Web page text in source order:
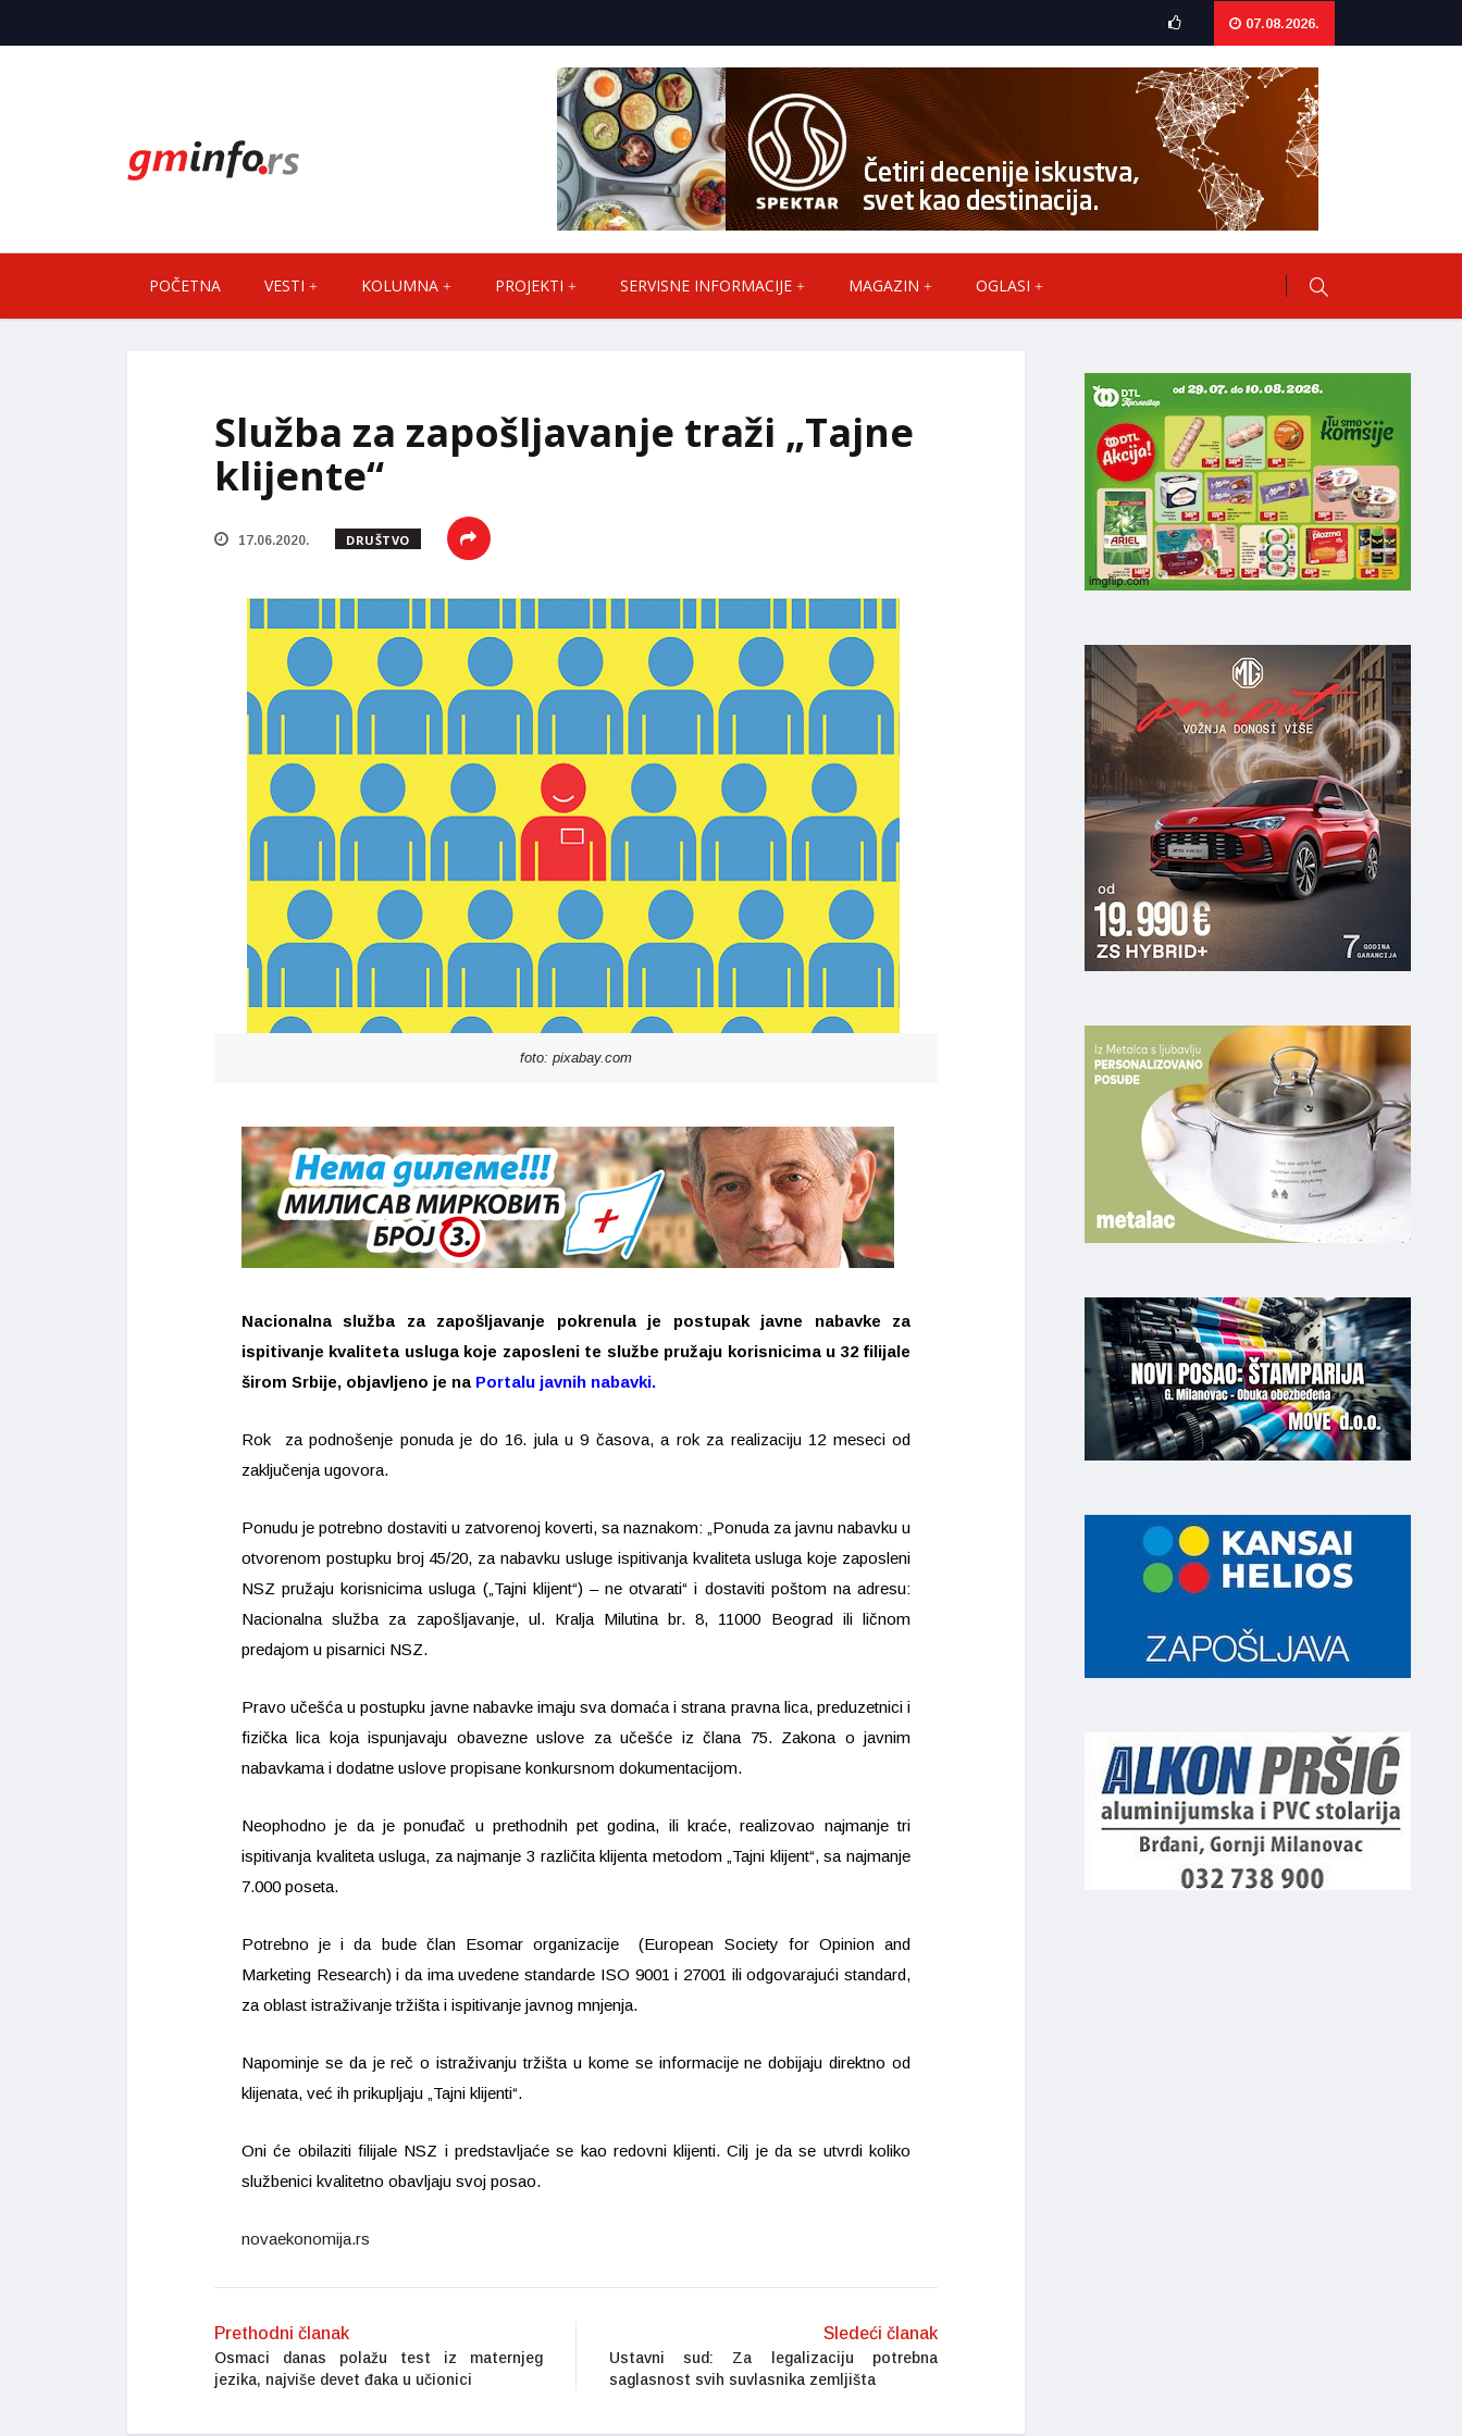
07.08.2026.
POČETNA VESTI KOLUMNA PROJEKTI SERVISNE INFORMACIJE MAGAZIN OGLASI
Služba za zapošljavanje traži „Tajne
klijente“
17.06.2020. DRUŠTVO
foto: pixabay.com
Nacionalna služba za zapošljavanje pokrenula je postupak javne nabavke za
ispitivanje kvaliteta usluga koje zaposleni te službe pružaju korisnicima u 32 filijale
širom Srbije, objavljeno je na Portalu javnih nabavki.
Rok za podnošenje ponuda je do 16. jula u 9 časova, a rok za realizaciju 12 meseci od
zaključenja ugovora.
Ponudu je potrebno dostaviti u zatvorenoj koverti, sa naznakom: „Ponuda za javnu nabavku u
otvorenom postupku broj 45/20, za nabavku usluge ispitivanja kvaliteta usluga koje zaposleni
NSZ pružaju korisnicima usluga („Tajni klijent“) – ne otvarati“ i dostaviti poštom na adresu:
Nacionalna služba za zapošljavanje, ul. Кralja Milutina br. 8, 11000 Beograd ili ličnom
predajom u pisarnici NSZ.
Pravo učešća u postupku javne nabavke imaju sva domaća i strana pravna lica, preduzetnici i
fizička lica koja ispunjavaju obavezne uslove za učešće iz člana 75. Zakona o javnim
nabavkama i dodatne uslove propisane konkursnom dokumentacijom.
Neophodno je da je ponuđač u prethodnih pet godina, ili kraće, realizovao najmanje tri
ispitivanja kvaliteta usluga, za najmanje 3 različita klijenta metodom „Tajni klijent“, sa najmanje
7.000 poseta.
Potrebno je i da bude član Esomar organizacije (European Society for Opinion and
Marketing Research) i da ima uvedene standarde ISO 9001 i 27001 ili odgovarajući standard,
za oblast istraživanje tržišta i ispitivanje javnog mnjenja.
Napominje se da je reč o istraživanju tržišta u kome se informacije ne dobijaju direktno od
klijenata, već ih prikupljaju „Tajni klijenti“.
Oni će obilaziti filijale NSZ i predstavljaće se kao redovni klijenti.Cilj je da se utvrdi koliko
službenici kvalitetno obavljaju svoj posao.
novaekonomija.rs
Prethodni članak
Osmaci danas polažu test iz maternjeg
jezika, najviše devet đaka u učionici
Sledeći članak
Ustavni sud: Za legalizaciju potrebna
saglasnost svih suvlasnika zemljišta